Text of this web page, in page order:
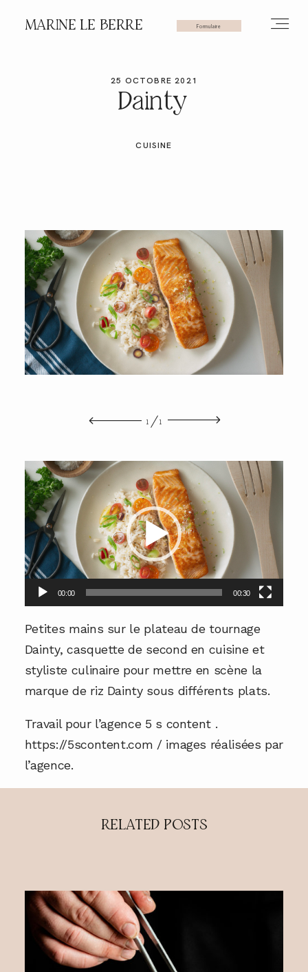
MARINE LE BERRE Formulaire
25 OCTOBRE 2021
Dainty
CUISINE
1 1
Lecteur
vidéo
00:00 00:30
Petites mains sur le plateau de tournage
Dainty, casquette de second en cuisine et
styliste culinaire pour mettre en scène la
marque de riz Dainty sous différents plats.
Travail pour l’agence 5 s content .
https://5scontent.com / images réalisées par
l’agence.
RELATED POSTS
HOME
PHOTOS
SERVICES
A PROPOS
CONTACT